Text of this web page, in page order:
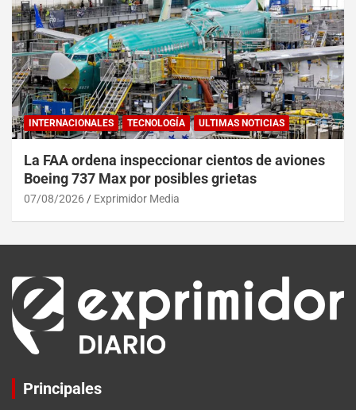
INTERNACIONALES TECNOLOGÍA ULTIMAS NOTICIAS
La FAA ordena inspeccionar cientos de aviones
Boeing 737 Max por posibles grietas
07/08/2026 Exprimidor Media
Principales